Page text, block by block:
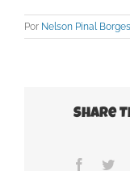
Por Nelson Pinal Borges
Share